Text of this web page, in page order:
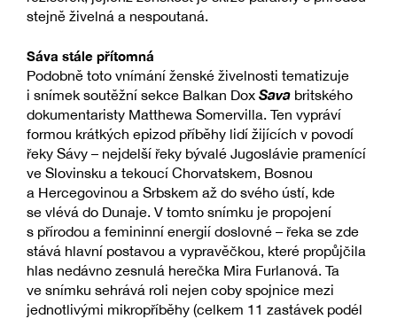
stejně živelná a nespoutaná.
Sáva stále přítomná
Podobně toto vnímání ženské živelnosti tematizuje
i snímek soutěžní sekce Balkan Dox Sava britského
dokumentaristy Matthewa Somervilla. Ten vypráví
formou krátkých epizod příběhy lidí žijících v povodí
řeky Sávy – nejdelší řeky bývalé Jugoslávie pramenící
ve Slovinsku a tekoucí Chorvatskem, Bosnou
a Hercegovinou a Srbskem až do svého ústí, kde
se vlévá do Dunaje. V tomto snímku je propojení
s přírodou a femininní energií doslovné – řeka se zde
stává hlavní postavou a vypravěčkou, které propůjčila
hlas nedávno zesnulá herečka Mira Furlanová. Ta
ve snímku sehrává roli nejen coby spojnice mezi
jednotlivými mikropříběhy (celkem 11 zastávek podél